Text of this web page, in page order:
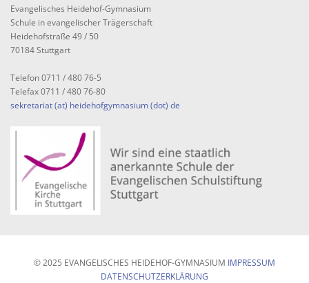
Evangelisches Heidehof-Gymnasium
Schule in evangelischer Trägerschaft
Heidehofstraße 49 / 50
70184 Stuttgart
Telefon 0711 / 480 76-5
Telefax 0711 / 480 76-80
sekretariat (at) heidehofgymnasium (dot) de
© 2025 EVANGELISCHES HEIDEHOF-GYMNASIUM IMPRESSUM
DATENSCHUTZERKLÄRUNG